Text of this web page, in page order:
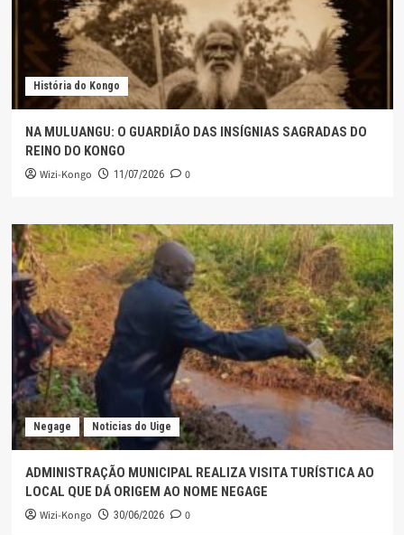
História do Kongo
NA MULUANGU: O GUARDIÃO DAS INSÍGNIAS SAGRADAS DO
REINO DO KONGO
Wizi-Kongo 11/07/2026 0
Negage Noticias do Uige
ADMINISTRAÇÃO MUNICIPAL REALIZA VISITA TURÍSTICA AO
LOCAL QUE DÁ ORIGEM AO NOME NEGAGE
Wizi-Kongo 30/06/2026 0